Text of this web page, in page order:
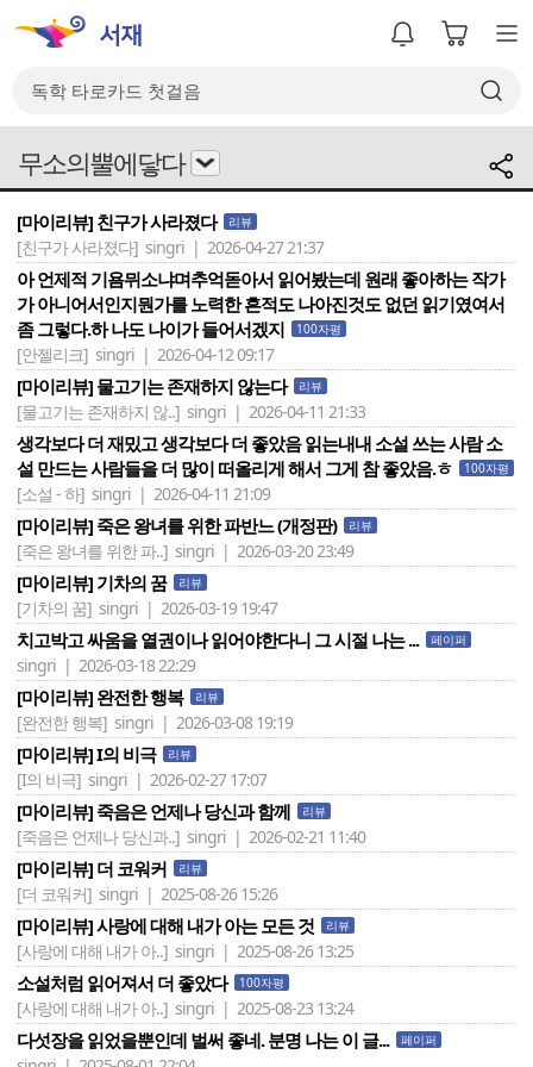
무소의뿔에닿다
[마이리뷰] 친구가 사라졌다 리뷰
[친구가 사라졌다] singri | 2026-04-27 21:37
아 언제적 기욤뮈소냐며추억돋아서 읽어봤는데 원래 좋아하는 작가
가 아니어서인지뭔가를 노력한 흔적도 나아진것도 없던 읽기였여서
좀 그렇다.하 나도 나이가 들어서겠지
100자평
[안젤리크] singri | 2026-04-12 09:17
[마이리뷰] 물고기는 존재하지 않는다 리뷰
[물고기는 존재하지 않..] singri | 2026-04-11 21:33
생각보다 더 재밌고 생각보다 더 좋았음 읽는내내 소설 쓰는 사람 소
설 만드는 사람들을 더 많이 떠올리게 해서 그게 참 좋았음.ㅎ
100자평
[소설 - 하] singri | 2026-04-11 21:09
[마이리뷰] 죽은 왕녀를 위한 파반느 (개정판) 리뷰
[죽은 왕녀를 위한 파..] singri | 2026-03-20 23:49
[마이리뷰] 기차의 꿈 리뷰
[기차의 꿈] singri | 2026-03-19 19:47
치고박고 싸움을 열권이나 읽어야한다니 그 시절 나는 ... 페이퍼
singri | 2026-03-18 22:29
[마이리뷰] 완전한 행복 리뷰
[완전한 행복] singri | 2026-03-08 19:19
[마이리뷰] I의 비극 리뷰
[I의 비극] singri | 2026-02-27 17:07
[마이리뷰] 죽음은 언제나 당신과 함께 리뷰
[죽음은 언제나 당신과..] singri | 2026-02-21 11:40
[마이리뷰] 더 코워커 리뷰
[더 코워커] singri | 2025-08-26 15:26
[마이리뷰] 사랑에 대해 내가 아는 모든 것 리뷰
[사랑에 대해 내가 아..] singri | 2025-08-26 13:25
소설처럼 읽어져서 더 좋았다 100자평
[사랑에 대해 내가 아..] singri | 2025-08-23 13:24
다섯장을 읽었을뿐인데 벌써 좋네. 분명 나는 이 글... 페이퍼